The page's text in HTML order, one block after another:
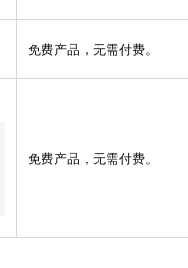
免费产品，无需付费。
免费产品，无需付费。